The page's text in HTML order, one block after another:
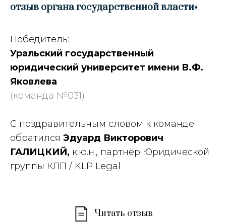
отзыв органа государственной власти»
Победитель:
Уральский государственный
юридический университет имени В.Ф.
Яковлева
(команда №031)
С поздравительным словом к команде
обратился Эдуард Викторович
ГАЛИЦКИЙ, к.ю.н., партнёр Юридической
группы КЛП / KLP Legal
Читать отзыв